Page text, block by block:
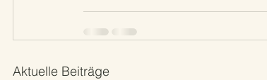
Aktuelle Beiträge